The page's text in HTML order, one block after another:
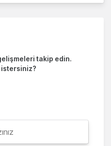
takip edin.
istersiniz?